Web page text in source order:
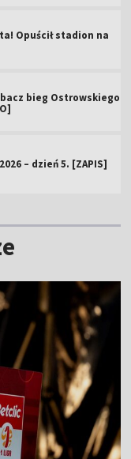
Opuścił stadion na
bieg Ostrowskiego
– dzień 5. [ZAPIS]